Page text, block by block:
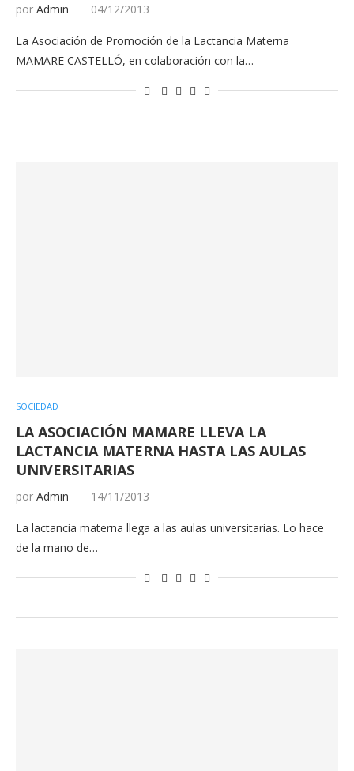
por Admin 04/12/2013
La Asociación de Promoción de la Lactancia Materna
MAMARE CASTELLÓ, en colaboración con la…
SOCIEDAD
LA ASOCIACIÓN MAMARE LLEVA LA
LACTANCIA MATERNA HASTA LAS AULAS
UNIVERSITARIAS
por Admin 14/11/2013
La lactancia materna llega a las aulas universitarias. Lo hace
de la mano de…